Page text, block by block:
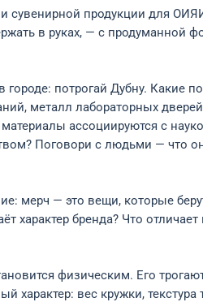
сувенирной продукции для
в руках, — с продуманной
потрогай Дубну. Какие
металл лабораторных
ассоциируются с
Поговори с людьми — что
мерч — это вещи, которые
характер бренда? Что
физическим. Его
характер: вес кружки, текстура